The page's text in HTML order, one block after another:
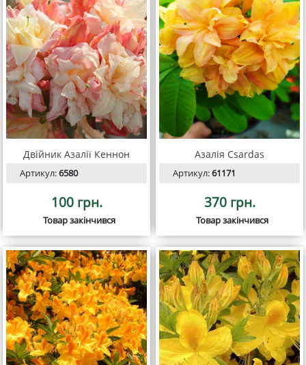
Двійник Азалії Кеннон
Артикул:6580
100 грн.
Товар закінчився
Азалія Csardas
Артикул:61171
370 грн.
Товар закінчився